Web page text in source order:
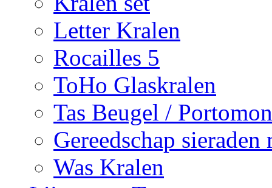
Letter Kralen
Rocailles 5
ToHo Glaskralen
Tas Beugel /
Gereedschap sieraden
Was Kralen